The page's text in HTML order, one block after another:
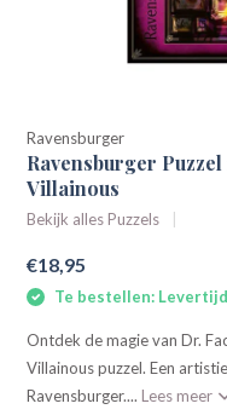
Ravensburger
Ravensburger
Villainous
Bekijk alles Puzzels
€18,95
Te bestellen:
Ontdek de magie van Dr.
Villainous puzzel. Een
Ravensburger.... Lees meer